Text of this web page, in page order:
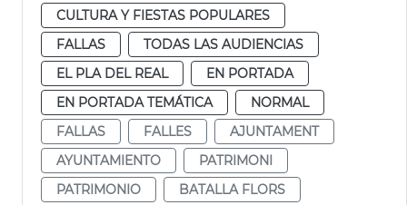
CULTURA Y FIESTAS POPULARES
FALLAS
TODAS LAS AUDIENCIAS
EL PLA DEL REAL
EN PORTADA
EN PORTADA TEMÁTICA
NORMAL
FALLAS
FALLES
AJUNTAMENT
AYUNTAMIENTO
PATRIMONI
PATRIMONIO
BATALLA FLORS